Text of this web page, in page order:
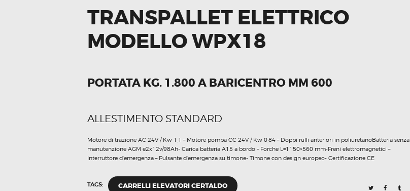
TRANSPALLET ELETTRICO
MODELLO WPX18
PORTATA KG. 1.800 A BARICENTRO MM 600
ALLESTIMENTO STANDARD
Motore di trazione AC 24V / Kw 1,1 – Motore pompa CC 24V / Kw 0,84 – Doppi rulli anteriori in poliuretanoBatteria senza
manutenzione AGM e2x12v/98Ah- Carica batteria A15 a bordo – Forche L=1150×560 mm-Freni elettromagnetici –
Interruttore d’emergenza – Pulsante d’emergenza su timone- Timone con design europeo- Certificazione CE
TAGS: CARRELLI ELEVATORI CERTALDO